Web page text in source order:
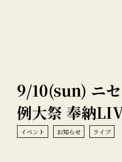
9/10(sun) ニ
例大祭 奉納
イベント お知らせ ライブ